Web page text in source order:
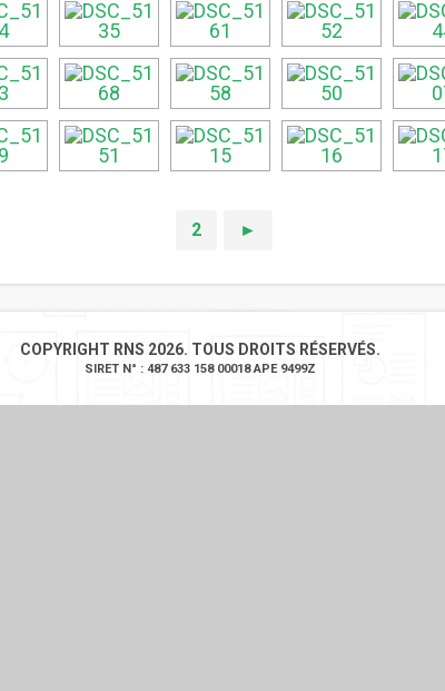
2 ►
COPYRIGHT RNS 2026. TOUS DROITS RÉSERVÉS.
SIRET N° : 487 633 158 00018 APE 9499Z